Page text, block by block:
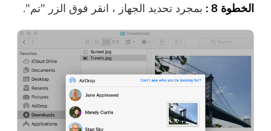
الخطوة 8 : بمجرد تحديد الجهاز ، انقر فوق الزر "تم".
إرسال
شكرا لاشتراكك!
شكرا لاشتراكك!
تم إرسال رابط التنزيل ورمز القسيمة
إلى بريدك الإلكتروني